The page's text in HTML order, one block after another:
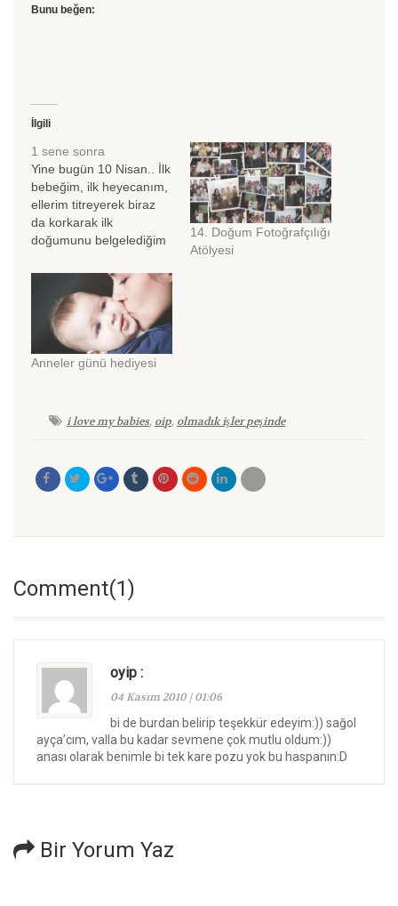
Bunu beğen:
İlgili
1 sene sonra
Yine bugün 10 Nisan.. İlk
bebeğim, ilk heyecanım,
ellerim titreyerek biraz
da korkarak ilk
doğumunu belgelediğim
bir sene geçti. İlk
bebeğim bugün 1
yaşında :=) Ne büyük
mutluluk. Bugüne kadar
30'a yakın, ailenin
heyecanına, annenin
ağlamasına şahit oldum.
14. Doğum Fotoğrafçılığı
Atölyesi
Anneler günü hediyesi
i love my babies, oip, olmadık işler peşinde
Comment(1)
oyip :
04 Kasım 2010 | 01:06
bi de burdan belirip teşekkür edeyim:)) sağol
ayça’cım, valla bu kadar sevmene çok mutlu oldum:))
anası olarak benimle bi tek kare pozu yok bu haspanın:D
Bir Yorum Yaz